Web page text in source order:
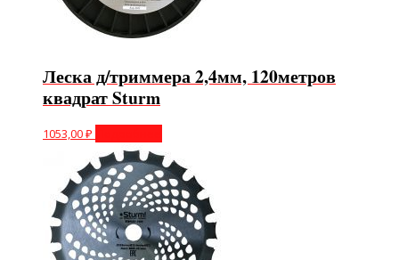
Леска д/триммера 2,4мм, 120метров
квадрат Sturm
1053,00₽